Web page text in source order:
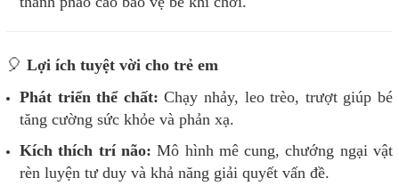
🎈 Lợi ích tuyệt vời cho trẻ em
Phát triển thể chất: Chạy nhảy, leo trèo, trượt giúp bé
tăng cường sức khỏe và phản xạ.
Kích thích trí não: Mô hình mê cung, chướng ngại vật
rèn luyện tư duy và khả năng giải quyết vấn đề.